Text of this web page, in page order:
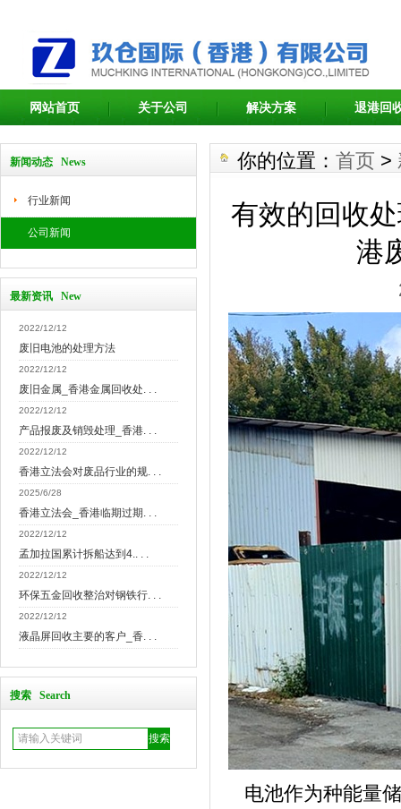
网站首页 关于公司 解决方案 退港回
新闻动态 News
行业新闻
公司新闻
最新资讯 New
2022/12/12
废旧电池的处理方法
2022/12/12
废旧金属_香港金属回收处. . .
2022/12/12
产品报废及销毁处理_香港. . .
2022/12/12
香港立法会对废品行业的规. . .
2025/6/28
香港立法会_香港临期过期. . .
2022/12/12
孟加拉国累计拆船达到4.. . .
2022/12/12
环保五金回收整治对钢铁行. . .
2022/12/12
液晶屏回收主要的客户_香. . .
搜索 Search
你的位置： 首页 >
有效的回收
港
电池作为种能量